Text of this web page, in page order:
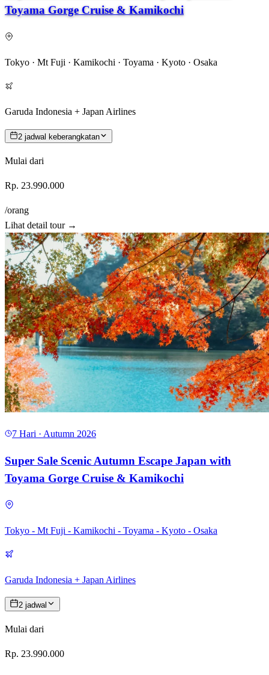
Toyama Gorge Cruise & Kamikochi
Tokyo · Mt Fuji · Kamikochi · Toyama · Kyoto · Osaka
Garuda Indonesia + Japan Airlines
2 jadwal keberangkatan
Mulai dari
Rp. 23.990.000
/orang
Lihat detail tour →
7 Hari · Autumn 2026
Super Sale Scenic Autumn Escape Japan with
Toyama Gorge Cruise & Kamikochi
Tokyo - Mt Fuji - Kamikochi - Toyama - Kyoto - Osaka
Garuda Indonesia + Japan Airlines
2 jadwal
Mulai dari
Rp. 23.990.000